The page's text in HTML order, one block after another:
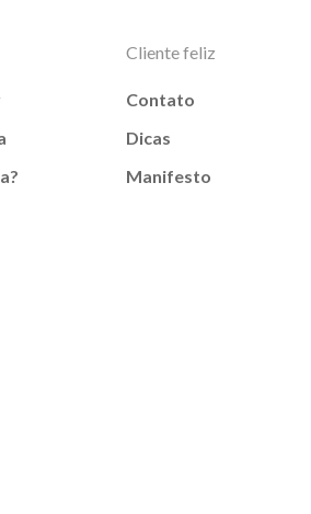
Cliente feliz
Contato
Dicas
Manifesto